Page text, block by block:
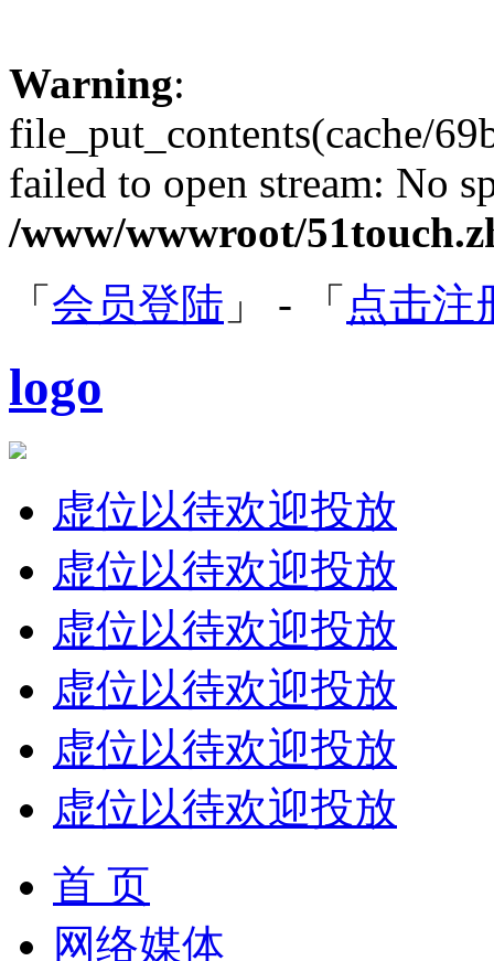
Warning:
file_put_contents(cache/
failed to open stream: No
/www/wwwroot/
「 会员登陆 」 - 「 点击注
logo
虚位以待欢迎投放
虚位以待欢迎投放
虚位以待欢迎投放
虚位以待欢迎投放
虚位以待欢迎投放
虚位以待欢迎投放
首 页
网络媒体